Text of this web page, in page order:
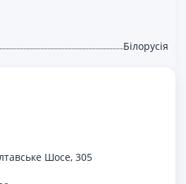
Білорусія
Шосе, 305